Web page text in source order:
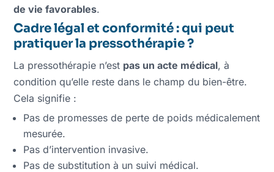
de vie favorables.
Cadre légal et conformité : qui peut
pratiquer la pressothérapie ?
La pressothérapie n’est pas un acte médical, à
condition qu’elle reste dans le champ du bien-être.
Cela signifie :
Pas de promesses de perte de poids médicalement
mesurée.
Pas d’intervention invasive.
Pas de substitution à un suivi médical.